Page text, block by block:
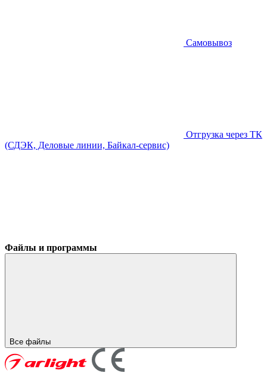
Самовывоз
Отгрузка через ТК
(СДЭК, Деловые линии, Байкал-сервис)
Файлы и программы
Все файлы